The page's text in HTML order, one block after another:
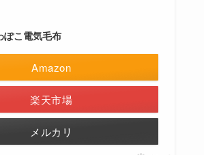
ぽこ電気毛布
Amazon
楽天市場
メルカリ